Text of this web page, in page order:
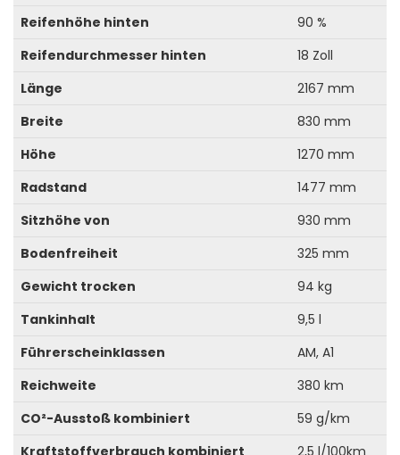
Reifenhöhe hinten
90 %
Reifendurchmesser hinten
18 Zoll
Länge
2167 mm
Breite
830 mm
Höhe
1270 mm
Radstand
1477 mm
Sitzhöhe von
930 mm
Bodenfreiheit
325 mm
Gewicht trocken
94 kg
Tankinhalt
9,5 l
Führerscheinklassen
AM, A1
Reichweite
380 km
CO²-Ausstoß kombiniert
59 g/km